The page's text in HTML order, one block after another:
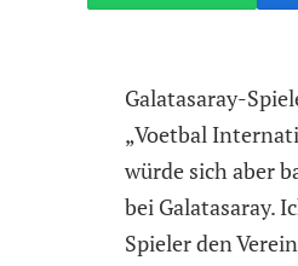
Galatasaray-
„Voetbal
würde sich aber
bei Galatasaray.
Spieler den